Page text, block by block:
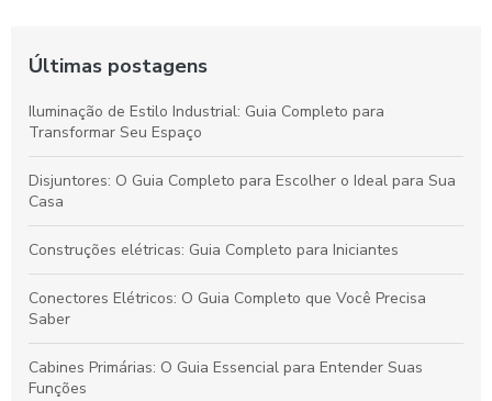
Últimas postagens
Iluminação de Estilo Industrial: Guia Completo para
Transformar Seu Espaço
Disjuntores: O Guia Completo para Escolher o Ideal para Sua
Casa
Construções elétricas: Guia Completo para Iniciantes
Conectores Elétricos: O Guia Completo que Você Precisa
Saber
Cabines Primárias: O Guia Essencial para Entender Suas
Funções